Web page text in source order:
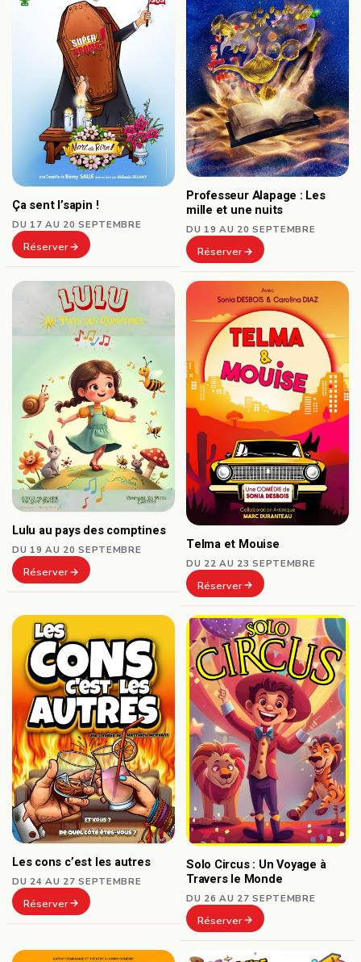
Ça sent l’sapin !
DU 17 AU 20 SEPTEMBRE
Réserver
Professeur Alapage : Les
mille et une nuits
DU 19 AU 20 SEPTEMBRE
Réserver
Lulu au pays des comptines
DU 19 AU 20 SEPTEMBRE
Réserver
Telma et Mouise
DU 22 AU 23 SEPTEMBRE
Réserver
Les cons c’est les autres
DU 24 AU 27 SEPTEMBRE
Réserver
Solo Circus : Un Voyage à
Travers le Monde
DU 26 AU 27 SEPTEMBRE
Réserver